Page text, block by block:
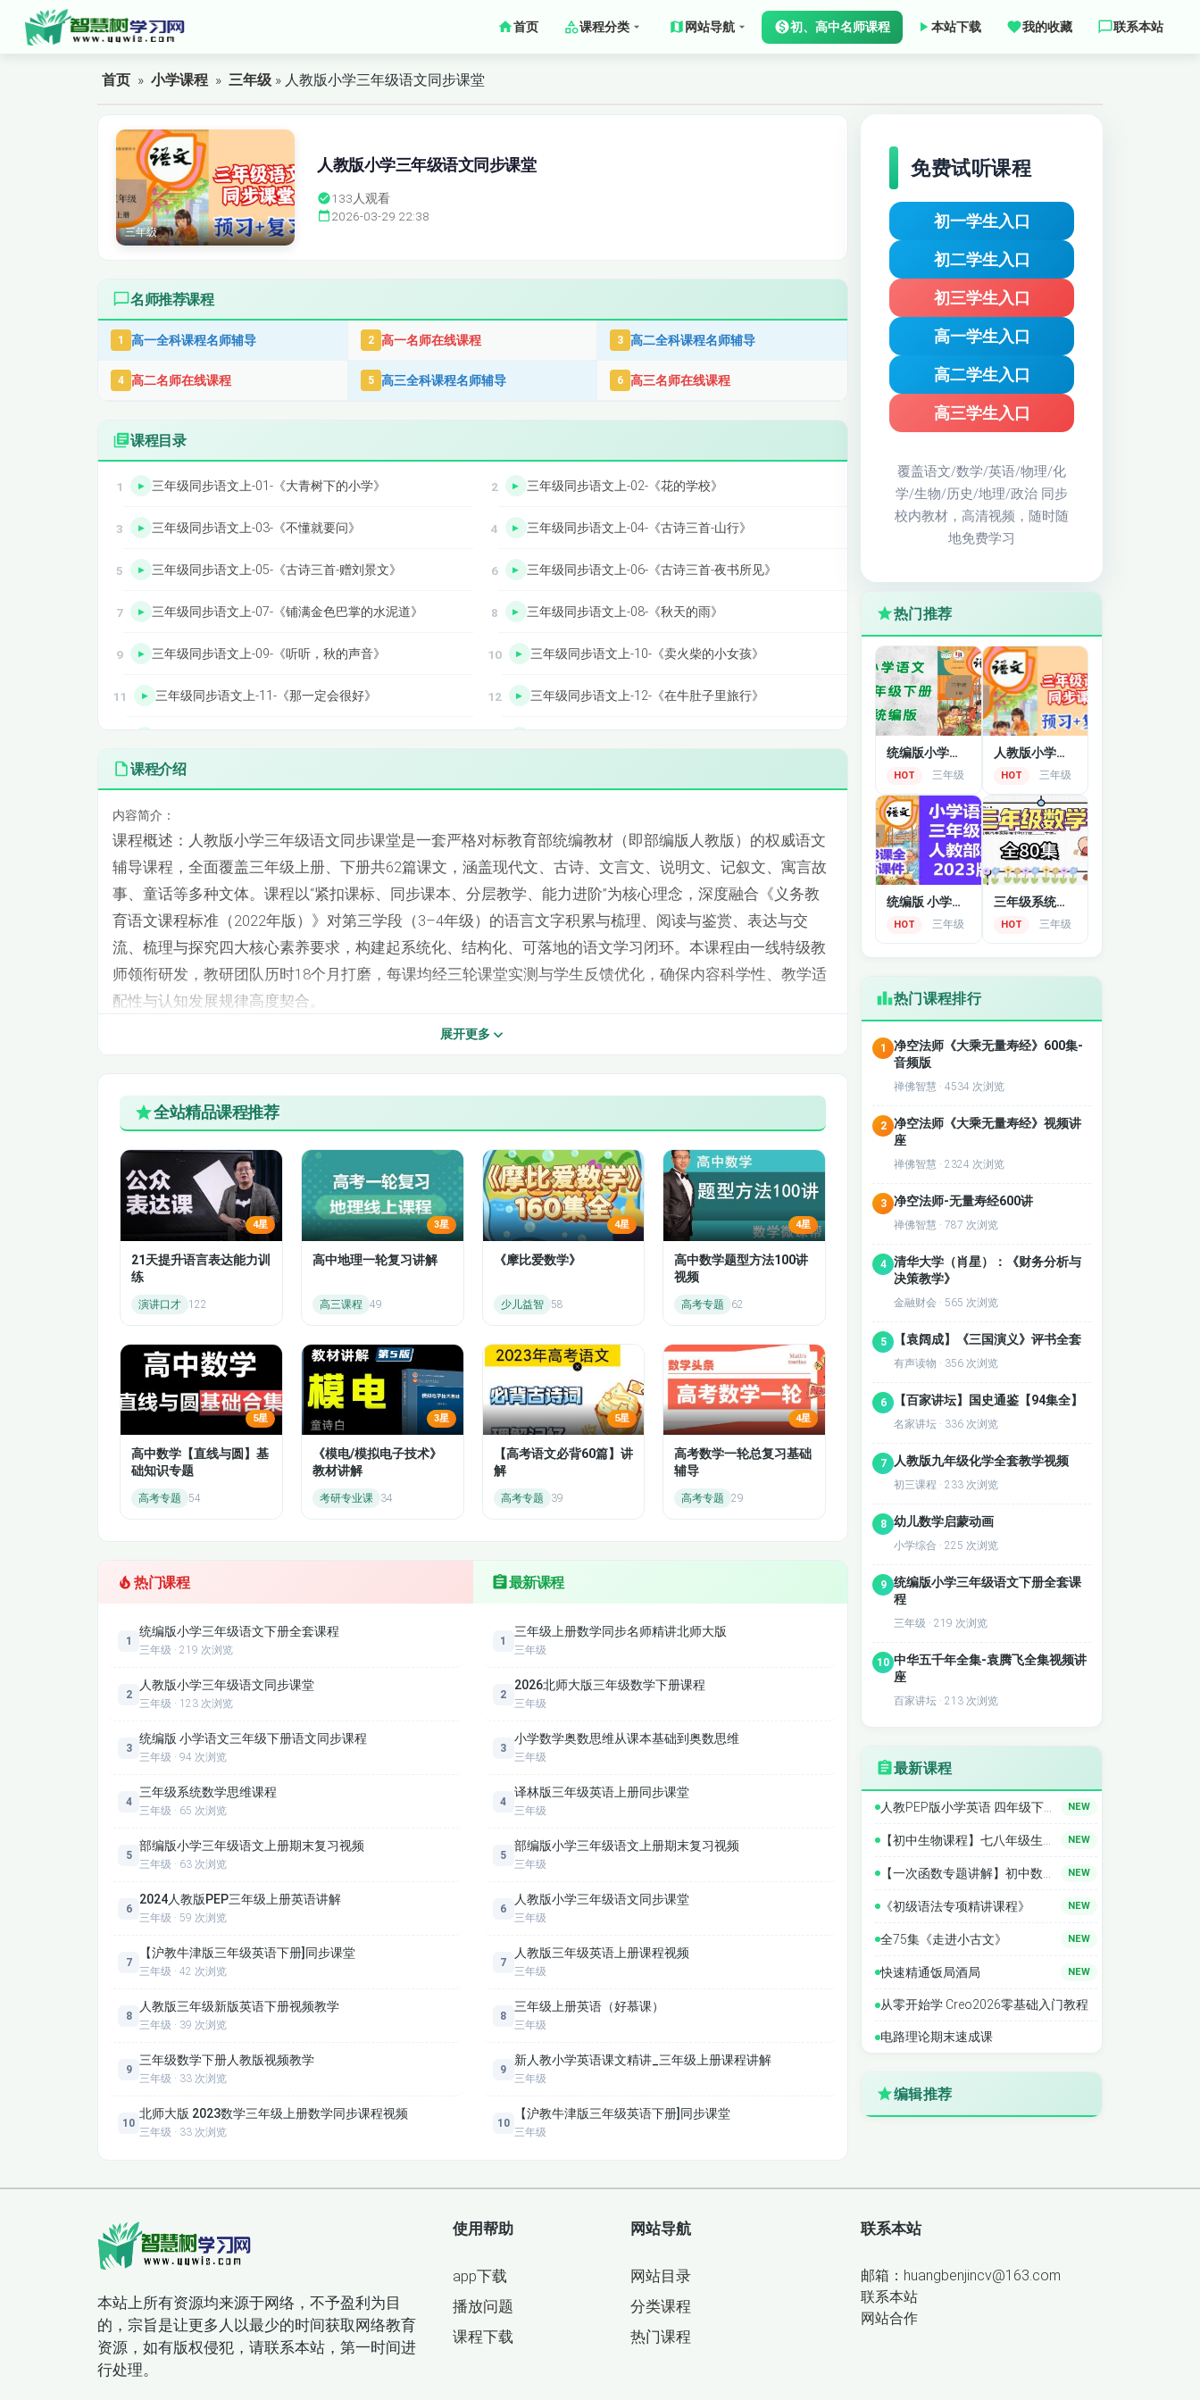
首页 课程分类 网站导航 初、高中名师课程 本站下载 我的收藏 联系本站
首页 »小学课程 »三年级 » 人教版小学三年级语文同步课堂
三年级
人教版小学三年级语文同步课堂
133 人观看
2026-03-29 22:38
名师推荐课程
1 高一全科课程名师辅导 2 高一名师在线课程 3 高二全科课程名师辅导
4 高二名师在线课程 5 高三全科课程名师辅导 6 高三名师在线课程
课程目录
三年级同步语文上-01-《大青树下的小学》 三年级同步语文上-02-《花的学校》
三年级同步语文上-03-《不懂就要问》 三年级同步语文上-04-《古诗三首-山行》
三年级同步语文上-05-《古诗三首-赠刘景文》 三年级同步语文上-06-《古诗三首-夜书所见》
三年级同步语文上-07-《铺满金色巴掌的水泥道》 三年级同步语文上-08-《秋天的雨》
三年级同步语文上-09-《听听，秋的声音》 三年级同步语文上-10-《卖火柴的小女孩》
三年级同步语文上-11-《那一定会很好》 三年级同步语文上-12-《在牛肚子里旅行》
三年级同步语文上-15-《胡萝卜先生的长胡子》
三年级同步语文上-17-《搭船的鸟》
三年级同步语文上-19-《古诗三首-望天门山》 三年级同步语文上-20-《古诗三首-饮湖上初晴后雨》
三年级同步语文上-21-《古诗三首-望洞庭》 三年级同步语文上-22-《富饶的西沙群岛》
三年级同步语文上-23-《海滨小城》 三年级同步语文上-24-《美丽的小兴安岭》
三年级同步语文上-31-《手术台就是阵地》
三年级同步语文下-02-古诗三首-惠崇春江晚景 三年级同步语文下-03-古诗三首-三衢道中
三年级同步语文下-04-燕子 三年级同步语文下-05-荷花
三年级同步语文下-06-昆虫备忘录 三年级同步语文下-07-守株待兔
三年级同步语文下-09-鹿角和鹿腿
三年级同步语文下-12-古诗三首-清明 三年级同步语文下-13-古诗三首-九月九日忆山东兄弟
三年级同步语文下-14-纸的发明 三年级同步语文下-15-赵州桥
三年级同步语文下-16-一幅名扬中外的画 三年级同步语文下-17-花钟
三年级同步语文下-18-蜜蜂 三年级同步语文下-19-小虾
三年级同步语文下-22-童年的水墨画 三年级同步语文下-23-剃头大师
三年级同步语文下-28-火烧云 三年级同步语文下-29-慢性子裁缝和急性子顾客
三年级同步语文下-30-方帽子店 三年级同步语文下-31-漏
三年级同步语文下-32-枣核
课程介绍
内容简介：
课程概述： 人教版小学三年级语文同步课堂是一套严格对标教育部统编教材（即部编版人教版）的权威语文
辅导课程，全面覆盖三年级上册、下册共62篇课文，涵盖现代文、古诗、文言文、说明文、记叙文、寓言故
事、童话等多种文体。课程以“紧扣课标、同步课本、分层教学、能力进阶”为核心理念，深度融合《义务教
育语文课程标准（2022年版）》对第三学段（3–4年级）的语言文字积累与梳理、阅读与鉴赏、表达与交
流、梳理与探究四大核心素养要求，构建起系统化、结构化、可落地的语文学习闭环。本课程由一线特级教
师领衔研发，教研团队历时18个月打磨，每课均经三轮课堂实测与学生反馈优化，确保内容科学性、教学适
配性与认知发展规律高度契合。
学习目标：本课程致力于帮助学生达成三重进阶目标：第一，夯实基础——精准掌握每课30+核心生字（含笔
顺、结构、组词、多音字辨析、形近字对比）、80+重点词语（近义词/反义词、造句、语境运用），实现课
内字词零盲区；第二，提升能力——系统训练段落概括、关键句赏析、修辞识别、中心思想提炼、课后习题
规范作答等阅读理解能力，同步培养朗读语感与背诵技巧；第三，发展素养——通过古诗吟诵、传统文化渗
透（如《赵州桥》《纸的发明》）、人物品质感悟（如《司马光》《掌声》）及创意写作引导（仿写、扩
写、日记片段），涵养文学审美与家国情怀，真正落实“工具性与人文性统一”的语文本质。所有训练设计均
嵌入新课标“学习任务群”理念，如“文学阅读与创意表达”“实用性阅读与交流”，助力学生在真实语言情境中发
展高阶思维。
小学三年级学生：无论基础薄弱、中等巩固或培优拔高，均可按需选择精讲、强化、拓展模块，支持倍速调节、反复回看、笔记标
家长群体：提供清晰的知识图谱与课后自测清单，降低家庭辅导门槛，避免“不会教、不敢教、教不准”，轻松掌握孩子每日学习进
一线语文教师：可作为备课参考资源，获取教学重难点解析、课堂活动建议、单元考点梳理及差异化作业设计范例，助力课堂教学
提质增效。
展开更多
全站精品课程推荐
4星
21天提升语言表达能力训
练
演讲口才 122
3星
高中地理一轮复习讲解
高三课程 49
4星
《摩比爱数学》
少儿益智 58
4星
高中数学题型方法100讲
视频
高考专题 62
5星
高中数学【直线与圆】基
础知识专题
高考专题 54
3星
《模电/模拟电子技术》
教材讲解
考研专业课 34
5星
【高考语文必背60篇】讲
解
高考专题 39
4星
高考数学一轮总复习基础
辅导
高考专题 29
热门课程
1
统编版小学三年级语文下册全套课程
三年级 · 219 次浏览
2
人教版小学三年级语文同步课堂
三年级 · 123 次浏览
3
统编版 小学语文三年级下册语文同步课程
三年级 · 94 次浏览
4
三年级系统数学思维课程
三年级 · 65 次浏览
5
部编版小学三年级语文上册期末复习视频
三年级 · 63 次浏览
6
2024人教版PEP三年级上册英语讲解
三年级 · 59 次浏览
7
【沪教牛津版三年级英语下册]同步课堂
三年级 · 42 次浏览
8
人教版三年级新版英语下册视频教学
三年级 · 39 次浏览
9
三年级数学下册人教版视频教学
三年级 · 33 次浏览
10
北师大版 2023数学三年级上册数学同步课程视频
三年级 · 33 次浏览
最新课程
1
三年级上册数学同步名师精讲北师大版
三年级
2
2026北师大版三年级数学下册课程
三年级
3
小学数学奥数思维从课本基础到奥数思维
三年级
4
译林版三年级英语上册同步课堂
三年级
5
部编版小学三年级语文上册期末复习视频
三年级
6
人教版小学三年级语文同步课堂
三年级
7
人教版三年级英语上册课程视频
三年级
8
三年级上册英语（好慕课）
三年级
9
新人教小学英语课文精讲_三年级上册课程讲解
三年级
10
【沪教牛津版三年级英语下册]同步课堂
三年级
免费试听课程
初一学生入口
初二学生入口
初三学生入口
高一学生入口
高二学生入口
高三学生入口
覆盖语文/数学/英语/物理/化
学/生物/历史/地理/政治 同步
校内教材，高清视频，随时随
地免费学习
热门推荐
统编版小学三年级语文下册全套课程
HOT 三年级
人教版小学三年级语文同步课堂
HOT 三年级
统编版 小学语文三年级下册语文同步课程
HOT 三年级
三年级系统数学思维课程
HOT 三年级
热门课程排行
1
净空法师《大乘无量寿经》600集-
音频版
禅佛智慧 · 4534 次浏览
2
净空法师《大乘无量寿经》视频讲
座
禅佛智慧 · 2324 次浏览
3 净空法师-无量寿经600讲
禅佛智慧 · 787 次浏览
4
清华大学（肖星）：《财务分析与
决策教学》
金融财会 · 565 次浏览
5 【袁阔成】《三国演义》评书全套
有声读物 · 356 次浏览
6 【百家讲坛】国史通鉴【94集全】
名家讲坛 · 336 次浏览
7 人教版九年级化学全套教学视频
初三课程 · 233 次浏览
8 幼儿数学启蒙动画
小学综合 · 225 次浏览
9
统编版小学三年级语文下册全套课
程
三年级 · 219 次浏览
10 中华五千年全集-袁腾飞全集视频讲
座
百家讲坛 · 213 次浏览
最新课程
NEW
NEW
NEW
《初级语法专项精讲课程》 NEW
全75集《走进小古文》 NEW
快速精通饭局酒局 NEW
从零开始学 Creo2026零基础入门教程
电路理论期末速成课
编辑推荐
本站上所有资源均来源于网络，不予盈利为目
的，宗旨是让更多人以最少的时间获取网络教育
资源，如有版权侵犯，请联系本站，第一时间进
行处理。
使用帮助
app下载
播放问题
课程下载
网站导航
网站目录
分类课程
热门课程
联系本站
邮箱：huangbenjincv@163.com
联系本站
网站合作